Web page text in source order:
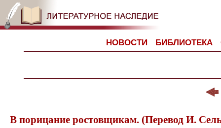
НОВОСТИ БИБЛИОТЕКА
В порицание ростовщикам. (Перевод И.